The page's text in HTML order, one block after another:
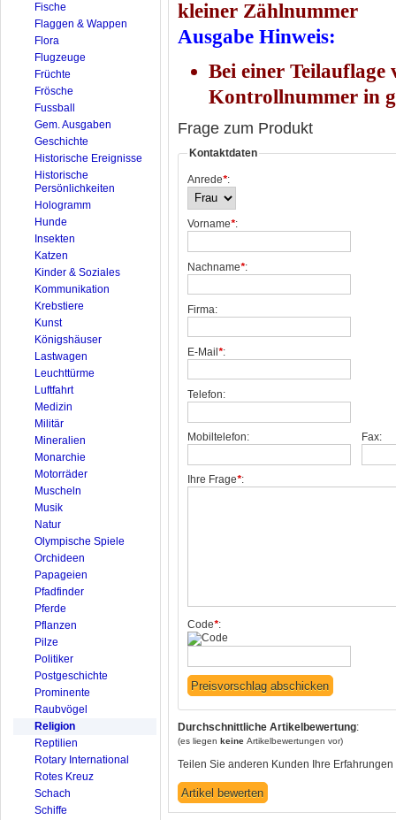
kleiner Zählnummer
Ausgabe Hinweis:
Bei einer Teilauflage
Kontrollnummer in
Frage zum Produkt
Kontaktdaten
Anrede*:
Vorname*:
Nachname*:
Firma:
E-Mail*:
Telefon:
Mobiltelefon: Fax:
Ihre Frage*:
Code*:
Durchschnittliche Artikelbewertung:
(es liegen keine Artikelbewertungen vor)
Teilen Sie anderen Kunden Ihre Erfahrungen
Fische
Flaggen & Wappen
Flora
Flugzeuge
Früchte
Frösche
Fussball
Gem. Ausgaben
Geschichte
Historische Ereignisse
Historische
Persönlichkeiten
Hologramm
Hunde
Insekten
Katzen
Kinder & Soziales
Kommunikation
Krebstiere
Kunst
Königshäuser
Lastwagen
Leuchttürme
Luftfahrt
Medizin
Militär
Mineralien
Monarchie
Motorräder
Muscheln
Musik
Natur
Olympische Spiele
Orchideen
Papageien
Pfadfinder
Pferde
Pflanzen
Pilze
Politiker
Postgeschichte
Prominente
Raubvögel
Religion
Reptilien
Rotary International
Rotes Kreuz
Schach
Schiffe